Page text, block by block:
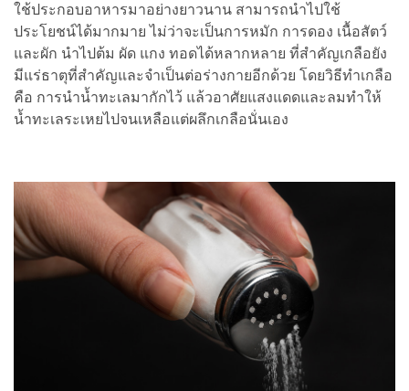
ใช้ประกอบอาหารมาอย่างยาวนาน สามารถนำไปใช้
ประโยชน์ได้มากมาย ไม่ว่าจะเป็นการหมัก การดอง เนื้อสัตว์
และผัก นำไปต้ม ผัด แกง ทอดได้หลากหลาย ที่สำคัญเกลือยัง
มีแร่ธาตุที่สำคัญและจำเป็นต่อร่างกายอีกด้วย โดยวิธีทำเกลือ
คือ การนำน้ำทะเลมากักไว้ แล้วอาศัยแสงแดดและลมทำให้
น้ำทะเลระเหยไปจนเหลือแต่ผลึกเกลือนั่นเอง